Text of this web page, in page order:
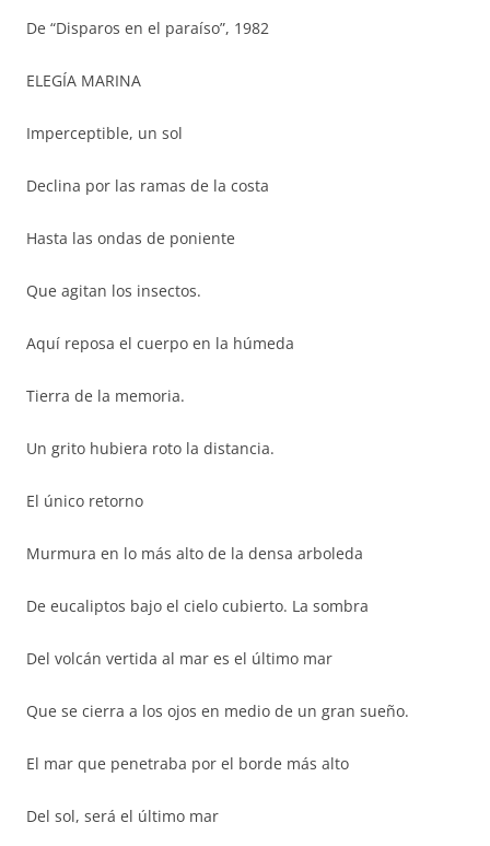
De “Disparos en el paraíso”, 1982
ELEGÍA MARINA
Imperceptible, un sol
Declina por las ramas de la costa
Hasta las ondas de poniente
Que agitan los insectos.
Aquí reposa el cuerpo en la húmeda
Tierra de la memoria.
Un grito hubiera roto la distancia.
El único retorno
Murmura en lo más alto de la densa arboleda
De eucaliptos bajo el cielo cubierto. La sombra
Del volcán vertida al mar es el último mar
Que se cierra a los ojos en medio de un gran sueño.
El mar que penetraba por el borde más alto
Del sol, será el último mar